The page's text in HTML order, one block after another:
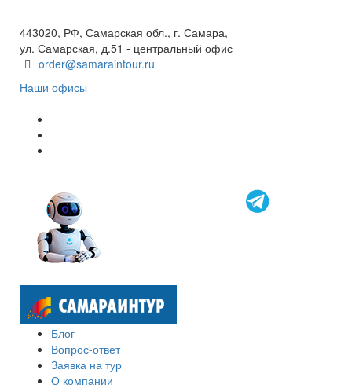
443020, РФ, Самарская обл., г. Самара,
ул. Самарская, д.51 - центральный офис
order@samaraintour.ru
Наши офисы
Блог
Вопрос-ответ
Заявка на тур
О компании